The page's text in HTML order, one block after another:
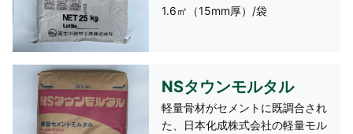
1.6㎡（15mm厚）/袋
NSタウンモルタル
軽量骨材がセメントに既調合され
た、日本化成株式会社の軽量モル